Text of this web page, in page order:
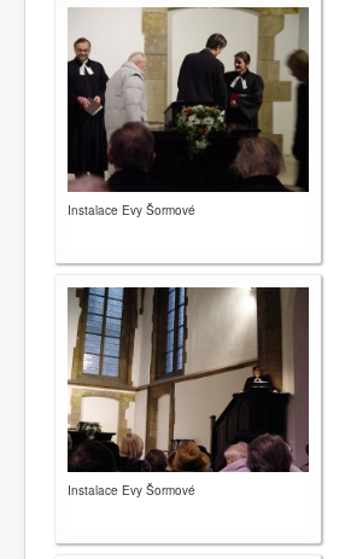
Instalace Evy Šormové
Instalace Evy Šormové